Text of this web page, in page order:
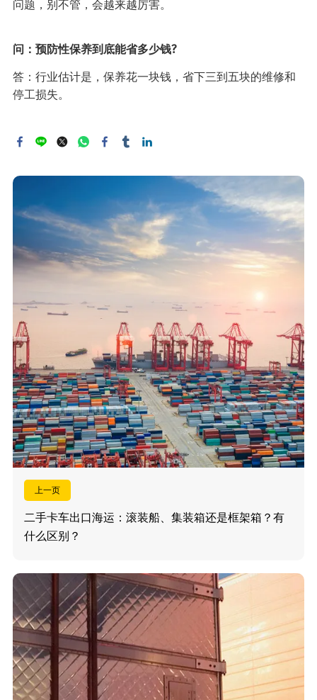
问题，别不管，会越来越厉害。
问：预防性保养到底能省多少钱?
答：行业估计是，保养花一块钱，省下三到五块的维修和
停工损失。
上一页
二手卡车出口海运：滚装船、集装箱还是框架箱？有
什么区别？